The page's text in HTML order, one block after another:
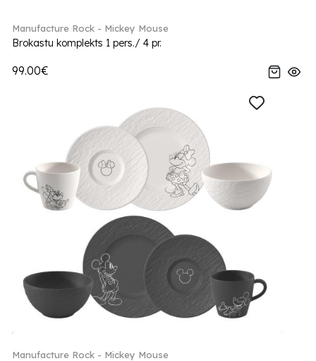
Manufacture Rock - Mickey Mouse
Brokastu komplekts 1 pers./ 4 pr.
99.00€
Manufacture Rock - Mickey Mouse